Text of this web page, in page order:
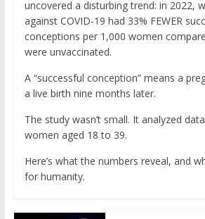
uncovered a disturbing trend: in 2022,
against COVID-19 had 33% FEWER
conceptions per 1,000 women
were unvaccinated.
A “successful conception” means a
a live birth nine months later.
The study wasn’t small. It analyzed
women aged 18 to 39.
Here’s what the numbers reveal, and
for humanity.